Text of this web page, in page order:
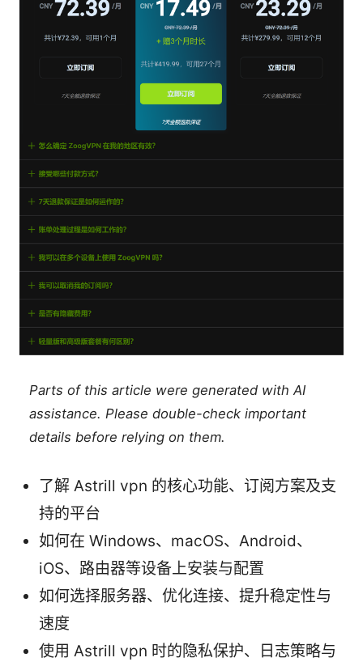
Parts of this article were generated with AI
assistance. Please double-check important
details before relying on them.
了解 Astrill vpn 的核心功能、订阅方案及支
持的平台
如何在 Windows、macOS、Android、
iOS、路由器等设备上安装与配置
如何选择服务器、优化连接、提升稳定性与
速度
使用 Astrill vpn 时的隐私保护、日志策略与